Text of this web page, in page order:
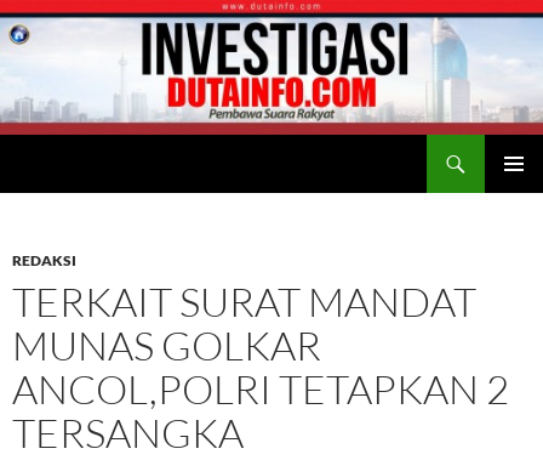
REDAKSI
TERKAIT SURAT MANDAT
MUNAS GOLKAR
ANCOL,POLRI TETAPKAN 2
TERSANGKA